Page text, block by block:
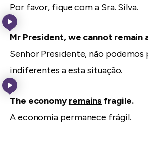
Por favor, fique com a Sra. Silva.
Mr President, we cannot remain
Senhor Presidente, não podemos
indiferentes a esta situação.
The economyremains fragile.
A economia permanece frágil.